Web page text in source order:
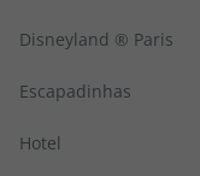
Disneyland ® Paris
Escapadinhas
Hotel